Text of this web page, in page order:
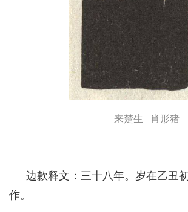
来楚生 肖形猪
边款释文：三十八年。岁在乙丑
作。